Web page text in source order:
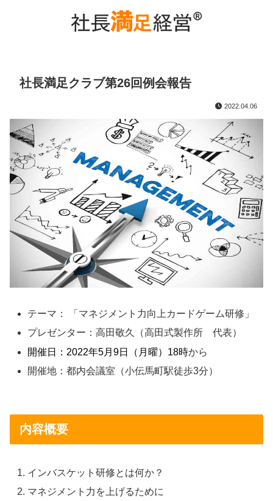
社長満足クラブ第26回例会報告
2022.04.06
テーマ： 「マネジメント力向上カードゲーム研修」
プレゼンター：高田敬久（高田式製作所 代表）
開催日：2022年5月9日（月曜）18時から
開催地：都内会議室（小伝馬町駅徒歩3分）
内容概要
インバスケット研修とは何か？
マネジメント力を上げるために